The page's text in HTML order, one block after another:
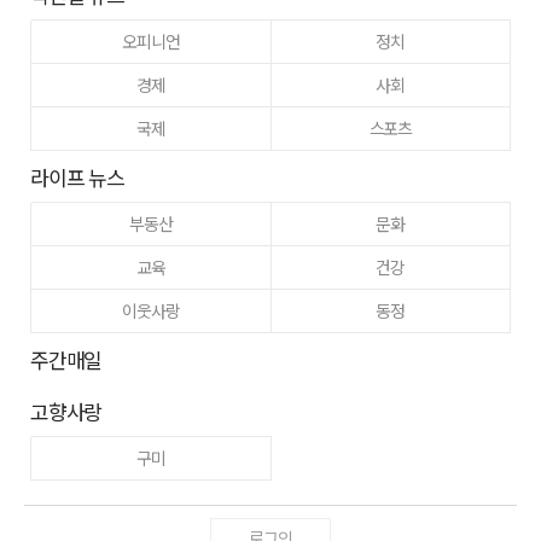
오피니언
정치
경제
사회
국제
스포츠
라이프 뉴스
부동산
문화
교육
건강
이웃사랑
동정
주간매일
고향사랑
구미